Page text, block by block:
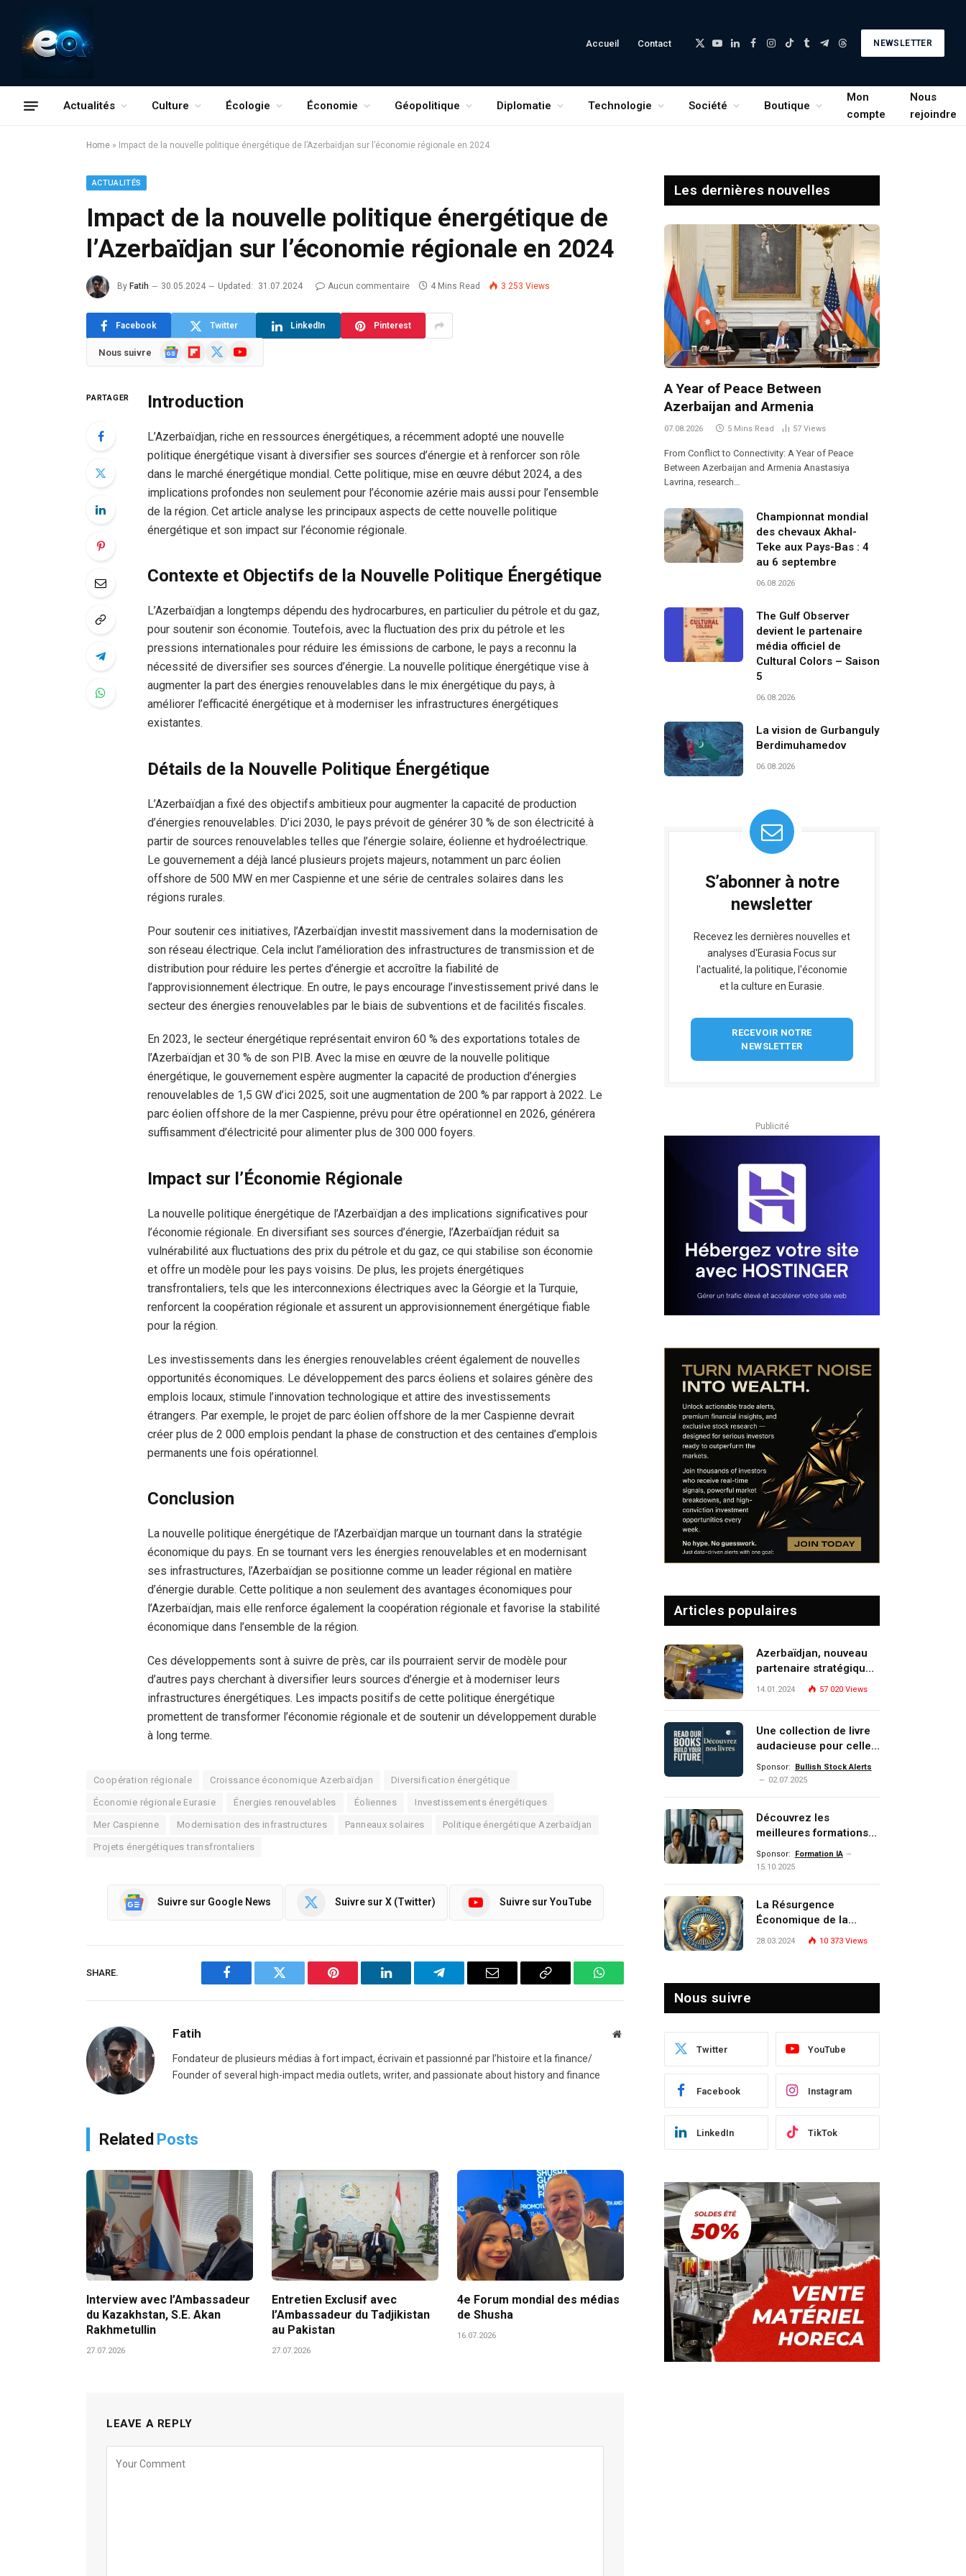
Accueil Contact
X
YouTube
LinkedInFacebook
Instagram
TikTokTumblrTelegramThreads
NEWSLETTER
Actualités Culture Écologie Économie Géopolitique Diplomatie Technologie Société Boutique
Mon
compte
Nous
rejoindre
Home » Impact de la nouvelle politique énergétique de l’Azerbaïdjan sur l’économie régionale en 2024
ACTUALITÉS
Impact de la nouvelle politique énergétique de
l’Azerbaïdjan sur l’économie régionale en 2024
By Fatih 30.05.2024 Updated: 31.07.2024 Aucun commentaire 4 Mins Read 3 253 Views
Facebook Twitter LinkedIn Pinterest
Nous suivre
GoogleFlipboard YouTube
PARTAGER Introduction
L’Azerbaïdjan, riche en ressources énergétiques, a récemment adopté une nouvelle
politique énergétique visant à diversifier ses sources d’énergie et à renforcer son rôle
dans le marché énergétique mondial. Cette politique, mise en œuvre début 2024, a des
implications profondes non seulement pour l’économie azérie mais aussi pour l’ensemble
de la région. Cet article analyse les principaux aspects de cette nouvelle politique
énergétique et son impact sur l’économie régionale.
Contexte et Objectifs de la Nouvelle Politique Énergétique
L’Azerbaïdjan a longtemps dépendu des hydrocarbures, en particulier du pétrole et du gaz,
pour soutenir son économie. Toutefois, avec la fluctuation des prix du pétrole et les
pressions internationales pour réduire les émissions de carbone, le pays a reconnu la
nécessité de diversifier ses sources d’énergie. La nouvelle politique énergétique vise à
augmenter la part des énergies renouvelables dans le mix énergétique du pays, à
améliorer l’efficacité énergétique et à moderniser les infrastructures énergétiques
existantes.
Détails de la Nouvelle Politique Énergétique
L’Azerbaïdjan a fixé des objectifs ambitieux pour augmenter la capacité de production
d’énergies renouvelables. D’ici 2030, le pays prévoit de générer 30 % de son électricité à
partir de sources renouvelables telles que l’énergie solaire, éolienne et hydroélectrique.
Le gouvernement a déjà lancé plusieurs projets majeurs, notamment un parc éolien
offshore de 500 MW en mer Caspienne et une série de centrales solaires dans les
régions rurales.
Pour soutenir ces initiatives, l’Azerbaïdjan investit massivement dans la modernisation de
son réseau électrique. Cela inclut l’amélioration des infrastructures de transmission et de
distribution pour réduire les pertes d’énergie et accroître la fiabilité de
l’approvisionnement électrique. En outre, le pays encourage l’investissement privé dans le
secteur des énergies renouvelables par le biais de subventions et de facilités fiscales.
En 2023, le secteur énergétique représentait environ 60 % des exportations totales de
l’Azerbaïdjan et 30 % de son PIB. Avec la mise en œuvre de la nouvelle politique
énergétique, le gouvernement espère augmenter la capacité de production d’énergies
renouvelables de 1,5 GW d’ici 2025, soit une augmentation de 200 % par rapport à 2022. Le
parc éolien offshore de la mer Caspienne, prévu pour être opérationnel en 2026, générera
suffisamment d’électricité pour alimenter plus de 300 000 foyers.
Impact sur l’Économie Régionale
La nouvelle politique énergétique de l’Azerbaïdjan a des implications significatives pour
l’économie régionale. En diversifiant ses sources d’énergie, l’Azerbaïdjan réduit sa
vulnérabilité aux fluctuations des prix du pétrole et du gaz, ce qui stabilise son économie
et offre un modèle pour les pays voisins. De plus, les projets énergétiques
transfrontaliers, tels que les interconnexions électriques avec la Géorgie et la Turquie,
renforcent la coopération régionale et assurent un approvisionnement énergétique fiable
pour la région.
Les investissements dans les énergies renouvelables créent également de nouvelles
opportunités économiques. Le développement des parcs éoliens et solaires génère des
emplois locaux, stimule l’innovation technologique et attire des investissements
étrangers. Par exemple, le projet de parc éolien offshore de la mer Caspienne devrait
créer plus de 2 000 emplois pendant la phase de construction et des centaines d’emplois
permanents une fois opérationnel.
Conclusion
La nouvelle politique énergétique de l’Azerbaïdjan marque un tournant dans la stratégie
économique du pays. En se tournant vers les énergies renouvelables et en modernisant
ses infrastructures, l’Azerbaïdjan se positionne comme un leader régional en matière
d’énergie durable. Cette politique a non seulement des avantages économiques pour
l’Azerbaïdjan, mais elle renforce également la coopération régionale et favorise la stabilité
économique dans l’ensemble de la région.
Ces développements sont à suivre de près, car ils pourraient servir de modèle pour
d’autres pays cherchant à diversifier leurs sources d’énergie et à moderniser leurs
infrastructures énergétiques. Les impacts positifs de cette politique énergétique
promettent de transformer l’économie régionale et de soutenir un développement durable
à long terme.
Coopération régionale Croissance économique Azerbaïdjan Diversification énergétique
Économie régionale Eurasie Énergies renouvelables Éoliennes Investissements énergétiques
Mer Caspienne Modernisation des infrastructures Panneaux solaires Politique énergétique Azerbaïdjan
Projets énergétiques transfrontaliers
Suivre sur Google News Suivre sur X (Twitter) Suivre sur YouTube
SHARE.
Facebook Twitter Pinterest LinkedIn Telegram Email
Copy
WhatsApp
Fatih Website
Fondateur de plusieurs médias à fort impact, écrivain et passionné par l’histoire et la finance/
Founder of several high-impact media outlets, writer, and passionate about history and finance
Related Posts
Interview avec l’Ambassadeur
du Kazakhstan, S.E. Akan
Rakhmetullin
27.07.2026
Entretien Exclusif avec
l’Ambassadeur du Tadjikistan
au Pakistan
27.07.2026
4e Forum mondial des médias
de Shusha
16.07.2026
LEAVE A REPLY
Les dernières nouvelles
A Year of Peace Between
Azerbaijan and Armenia
07.08.2026 5 Mins Read 57 Views
From Conflict to Connectivity: A Year of Peace
Between Azerbaijan and Armenia Anastasiya
Lavrina, research…
Championnat mondial
des chevaux Akhal-
Teke aux Pays-Bas : 4
au 6 septembre
06.08.2026
The Gulf Observer
devient le partenaire
média officiel de
Cultural Colors – Saison
5
06.08.2026
La vision de Gurbanguly
Berdimuhamedov
06.08.2026
S’abonner à notre
newsletter
Recevez les dernières nouvelles et
analyses d'Eurasia Focus sur
l'actualité, la politique, l'économie
et la culture en Eurasie.
RECEVOIR NOTRE
NEWSLETTER
Publicité
Articles populaires
Azerbaïdjan, nouveau
partenaire stratégique
de l’Union européenne
14.01.2024 57 020 Views
Une collection de livre
audacieuse pour celles
et ceux qui veulent
comprendre, investir et
Sponsor:
Bullish Stock Alerts
02.07.2025
Découvrez les
meilleures formations
Data, IA, automatisation
et investissement
écosystème d’experts
Sponsor:
Formation IA
15.10.2025
La Résurgence
Économique de la
Turquie : Naviguer dans
28.03.2024 10 373 Views
Nous suivre
Twitter YouTube
Facebook Instagram
LinkedIn TikTok